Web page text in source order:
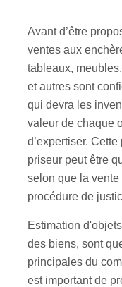
Avant d’être
ventes aux
tableaux,
et autres sont
qui devra les
valeur de chaque
d’expertiser.
priseur peut être
selon que la vente
procédure de
Estimation
des biens, sont
principales du
est important de